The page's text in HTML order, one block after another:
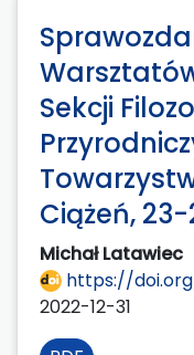
Sekcji
Ciążeń, 23-
Michał Latawiec
https://
2022-12-31